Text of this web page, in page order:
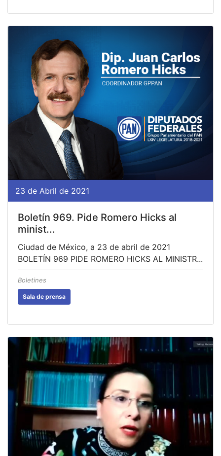
23 de Abril de 2021
Boletín 969. Pide Romero Hicks al
minist...
Ciudad de México, a 23 de abril de 2021
BOLETÍN 969 PIDE ROMERO HICKS AL MINISTR...
Boletines
Sala de prensa